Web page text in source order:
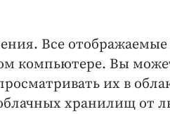
Все
компьютере. Вы
их в
хранилищ от